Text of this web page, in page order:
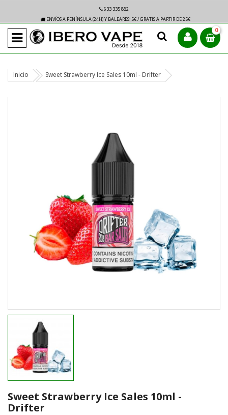
633 335 882
ENVÍOS A PENÍNSULA (24H) Y BALEARES: 5€ / GRATIS A PARTIR DE 25€
0
Inicio Sweet Strawberry Ice Sales 10ml - Drifter
Sweet Strawberry Ice Sales 10ml -
Drifter